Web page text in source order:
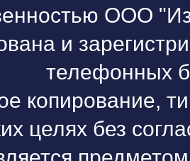
ООО
и
телефонных
копирование,
целях без